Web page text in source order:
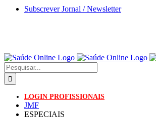
Skip
Subscrever Jornal / Newsletter
Pesquisar
LOGIN PROFISSIONAIS
JMF
ESPECIAIS